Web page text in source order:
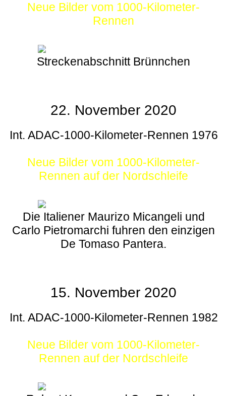
Neue Bilder vom 1000-Kilometer-
Rennen
Streckenabschnitt Brünnchen
22. November 2020
Int. ADAC-1000-Kilometer-Rennen 1976
Neue Bilder vom 1000-Kilometer-
Rennen auf der Nordschleife
Die Italiener Maurizo Micangeli und
Carlo Pietromarchi fuhren den einzigen
De Tomaso Pantera.
15. November 2020
Int. ADAC-1000-Kilometer-Rennen 1982
Neue Bilder vom 1000-Kilometer-
Rennen auf der Nordschleife